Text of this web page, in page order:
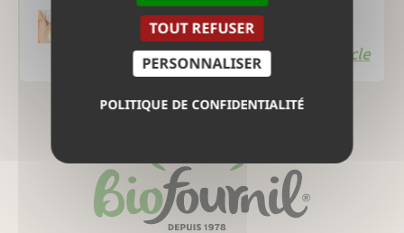
Œufs à la turque
Lire l'article
TOUT REFUSER
PERSONNALISER
POLITIQUE DE CONFIDENTIALITÉ